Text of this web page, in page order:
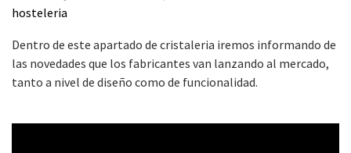
hosteleria
Dentro de este apartado de cristaleria iremos informando de
las novedades que los fabricantes van lanzando al mercado,
tanto a nivel de diseño como de funcionalidad.